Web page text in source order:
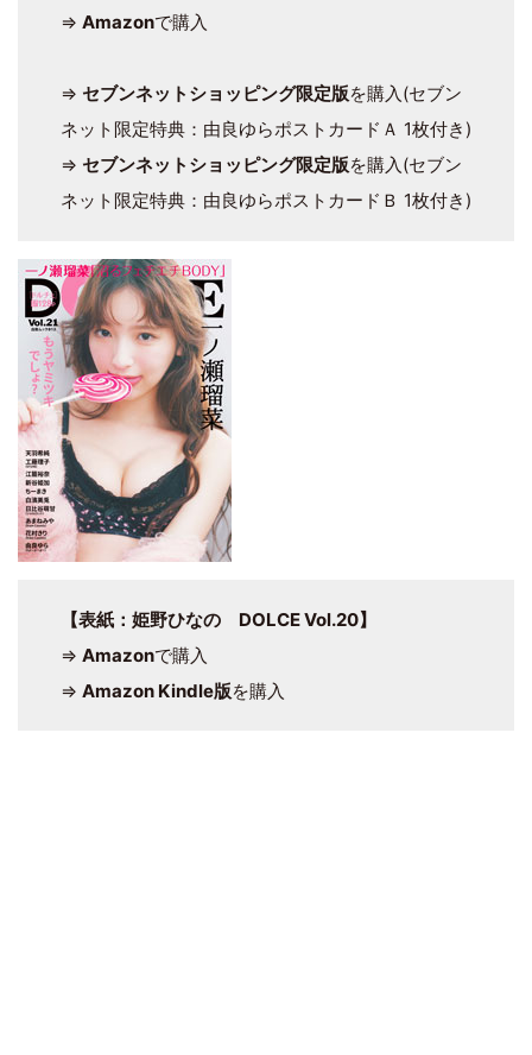
⇒ Amazonで購入
⇒ セブンネットショッピング限定版を購入(セブン
ネット限定特典：由良ゆらポストカードＡ 1枚付き)
⇒ セブンネットショッピング限定版を購入(セブン
ネット限定特典：由良ゆらポストカードＢ 1枚付き)
【表紙：姫野ひなの DOLCE Vol.20】
⇒ Amazonで購入
⇒ Amazon Kindle版を購入